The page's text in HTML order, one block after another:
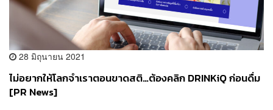
28 มิถุนายน 2021
ไม่อยากให้โลกจำเราตอนขาดสติ…ต้องคลิก DRINKiQ ก่อนดื่ม
[PR News]